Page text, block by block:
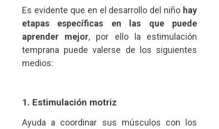
Es evidente que en el desarrollo del niño hay
etapas específicas en las que puede
aprender mejor, por ello la estimulación
temprana puede valerse de los siguientes
medios:
1. Estimulación motriz
Ayuda a coordinar sus músculos con los